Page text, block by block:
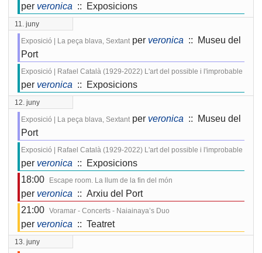
per veronica :: Exposicions
11. juny
Exposició | La peça blava, Sextant per veronica :: Museu del
Port
Exposició | Rafael Català (1929-2022) L'art del possible i l'improbable
per veronica :: Exposicions
12. juny
Exposició | La peça blava, Sextant per veronica :: Museu del
Port
Exposició | Rafael Català (1929-2022) L'art del possible i l'improbable
per veronica :: Exposicions
18:00
Escape room. La llum de la fin del món
per veronica :: Arxiu del Port
21:00 Voramar - Concerts - Naiainaya’s Duo
per veronica :: Teatret
13. juny